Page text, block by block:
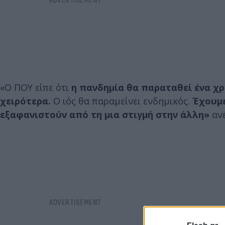
«Ο ΠΟΥ είπε ότι η πανδημία θα παραταθεί ένα
χειρότερα. Ο ιός θα παραμείνει ενδημικός.
εξαφανιστούν από τη μια στιγμή στην άλλη»